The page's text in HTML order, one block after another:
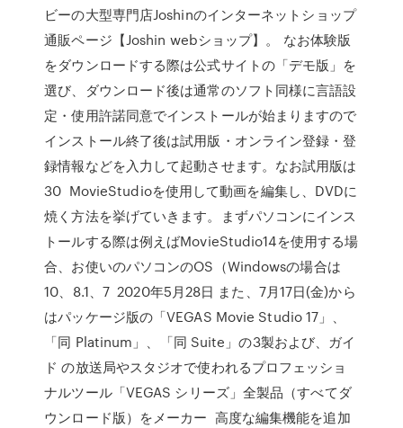
ビーの大型専門店Joshinのインターネットショップ
通販ページ【Joshin webショップ】。 なお体験版
をダウンロードする際は公式サイトの「デモ版」を
選び、ダウンロード後は通常のソフト同様に言語設
定・使用許諾同意でインストールが始まりますので
インストール終了後は試用版・オンライン登録・登
録情報などを入力して起動させます。なお試用版は
30 MovieStudioを使用して動画を編集し、DVDに
焼く方法を挙げていきます。まずパソコンにインス
トールする際は例えばMovieStudio14を使用する場
合、お使いのパソコンのOS（Windowsの場合は
10、8.1、7 2020年5月28日 また、7月17日(金)から
はパッケージ版の「VEGAS Movie Studio 17」、
「同 Platinum」、「同 Suite」の3製および、ガイ
ド の放送局やスタジオで使われるプロフェッショ
ナルツール「VEGAS シリーズ」全製品（すべてダ
ウンロード版）をメーカー 高度な編集機能を追加